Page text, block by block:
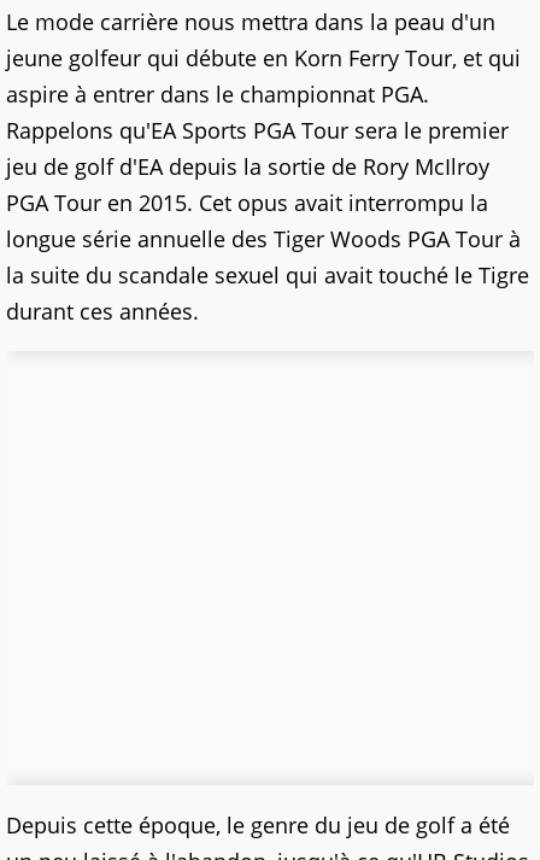
Le mode carrière nous mettra dans la peau d'un
jeune golfeur qui débute en Korn Ferry Tour, et qui
aspire à entrer dans le championnat PGA.
Rappelons qu'EA Sports PGA Tour sera le premier
jeu de golf d'EA depuis la sortie de Rory McIlroy
PGA Tour en 2015. Cet opus avait interrompu la
longue série annuelle des Tiger Woods PGA Tour à
la suite du scandale sexuel qui avait touché le Tigre
durant ces années.
Depuis cette époque, le genre du jeu de golf a été